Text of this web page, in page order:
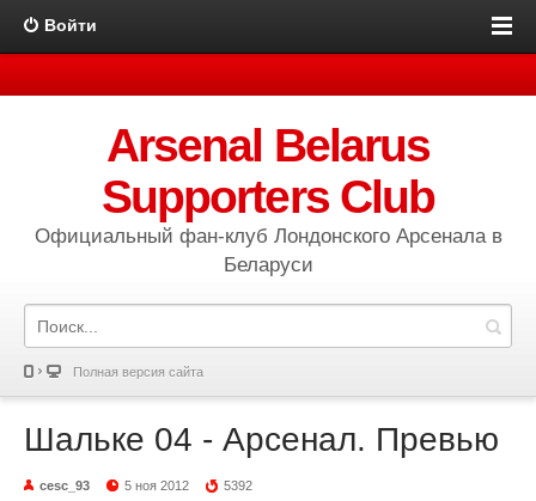
Войти
Arsenal Belarus
Supporters Club
Официальный фан-клуб Лондонского Арсенала в
Беларуси
Полная версия сайта
Шальке 04 - Арсенал. Превью
cesc_93 5 ноя 2012 5392